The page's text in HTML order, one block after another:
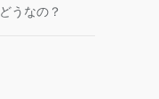
うなの？